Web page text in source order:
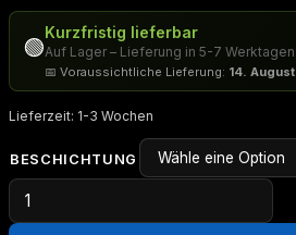
🟢
Kurzfristig lieferbar
Auf Lager – Lieferung in 5-7 Werktagen
📅 Voraussichtliche Lieferung: 14. August
Lieferzeit: 1-3 Wochen
BESCHICHTUNG
Schneefangblech
Menge